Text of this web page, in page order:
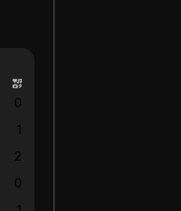
0
1
2
0